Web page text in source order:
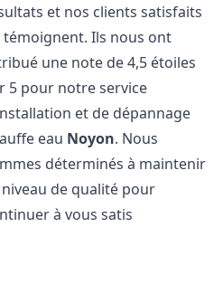
et nos clients satisfaits
témoignent. Ils nous ont
une note de 4,5 étoiles
5 pour notre service
et de dépannage
eau Noyon. Nous
déterminés à maintenir
niveau de qualité pour
à vous satis